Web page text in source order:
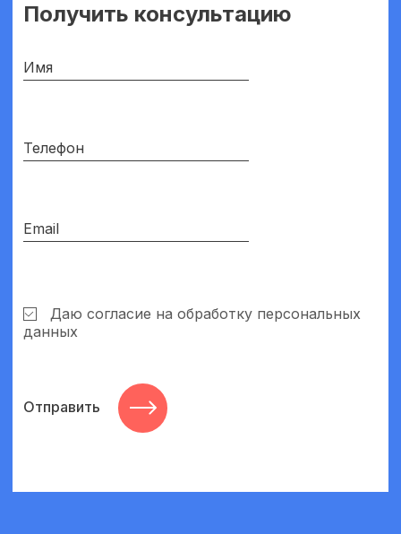
Получить консультацию
Отправить
Даю согласие на обработку персональных
данных